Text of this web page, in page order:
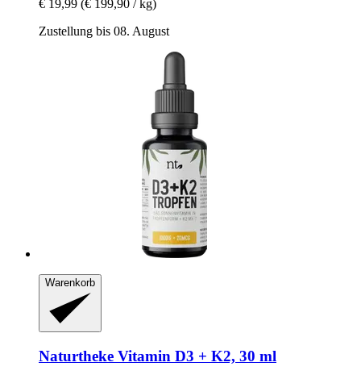
€ 19,99 (€ 199,90 / kg)
Zustellung bis 08. August
Warenkorb
Naturtheke Vitamin D3 + K2, 30 ml